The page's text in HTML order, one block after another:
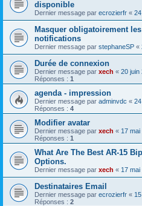
disponible
Dernier message par ecrozierfr «
Masquer obligatoirement
notifications
Dernier message par stephaneSP «
Durée de connexion
Dernier message par xech « 20 juin
Réponses : 1
agenda - impression
Dernier message par adminvdc «
Réponses : 4
Modifier avatar
Dernier message par xech « 17
Réponses : 1
What Are The Best AR-15
Options.
Dernier message par xech « 17
Destinataires Email
Dernier message par ecrozierfr «
Réponses : 2